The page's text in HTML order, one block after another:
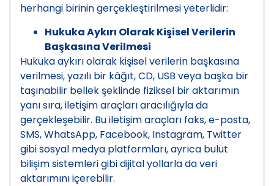
herhangi birinin gerçekleştirilmesi yeterlidir:
Hukuka Aykırı Olarak Kişisel Verilerin
Başkasına Verilmesi
Hukuka aykırı olarak kişisel verilerin başkasına
verilmesi, yazılı bir kâğıt, CD, USB veya başka bir
taşınabilir bellek şeklinde fiziksel bir aktarımın
yanı sıra, iletişim araçları aracılığıyla da
gerçekleşebilir. Bu iletişim araçları faks, e-posta,
SMS, WhatsApp, Facebook, Instagram, Twitter
gibi sosyal medya platformları, ayrıca bulut
bilişim sistemleri gibi dijital yollarla da veri
aktarımını içerebilir.